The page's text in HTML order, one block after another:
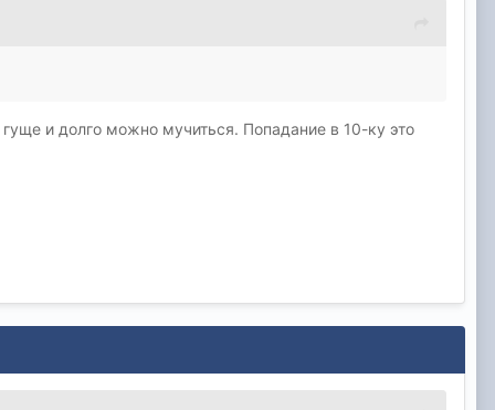
и долго можно мучиться. Попадание в 10-ку это